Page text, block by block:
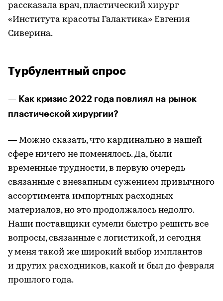
рассказала врач, пластический хирург
«Института красоты Галактика» Евгения
Сиверина.
Турбулентный спрос
— Как кризис 2022 года повлиял на рынок
пластической хирургии?
— Можно сказать, что кардинально в нашей
сфере ничего не поменялось. Да, были
временные трудности, в первую очередь
связанные с внезапным сужением привычного
ассортимента импортных расходных
материалов, но это продолжалось недолго.
Наши поставщики сумели быстро решить все
вопросы, связанные с логистикой, и сегодня
у меня такой же широкий выбор имплантов
и других расходников, какой и был до февраля
прошлого года.